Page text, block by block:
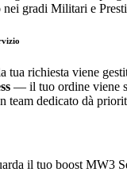
nei gradi Militari e
tua richiesta viene
— il tuo ordine viene
team dedicato dà
il tuo boost MW3